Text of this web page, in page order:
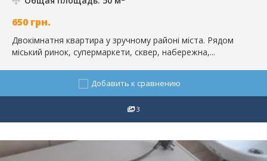
650 грн.
Двокімнатня квартира у зручному районі міста. Рядом
міський ринок, супермаркети, сквер, набережна,...
Добавить к сравнению
3